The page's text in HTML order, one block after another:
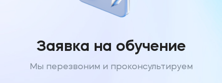
Заявка на обучение
Мы перезвоним и проконсультируем